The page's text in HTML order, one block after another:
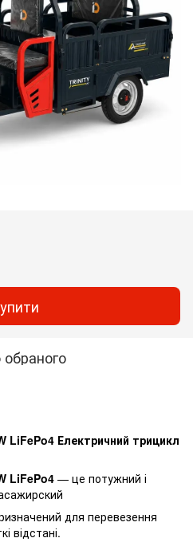
LiFePo4 Електричний трицикл
LiFePo4 — це потужний і
для перевезення
відстані.